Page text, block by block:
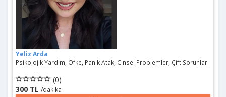
Yeliz Arda
Psikolojik Yardım, Öfke, Panik Atak, Cinsel Problemler, Çift Sorunları
(0)
300 TL /dakika